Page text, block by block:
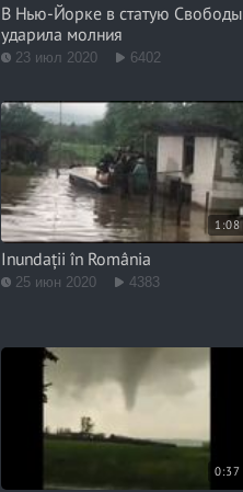
В Нью-Йорке в статую Свободы
ударила молния
23 июл 2020 6402
1:08
Inundații în România
25 июн 2020 4383
0:37